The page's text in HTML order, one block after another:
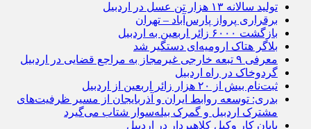
تولید سالانه ۱۳ هزار تن عسل در اردبیل
برقراری پرواز پارس‌آباد – تهران
بازگشت ۶۰۰۰ زائر اربعین به اردبیل
بلاگر هتاک ارومیه‌ای دستگیر شد
معرفی ۹ تبعه خارجی غیرمجاز به مراجع قضایی در اردبیل
گردوخاک در راه اردبیل
ثبت‌نام بیش از ۲۰ هزار زائر اربعین از اردبیل
بدری: توسعه روابط ایران و آذربایجان از مسیر ظرفیت‌های
مشترک اردبیل و گمرک بیله‌سوار شتاب می‌گیرد
پایان کار وکیل کلاهبردار در اردبیل